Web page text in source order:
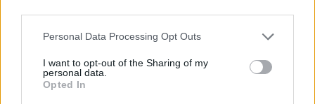
Personal Data Processing Opt Outs
I want to opt-out of the Sharing of my
personal data.
Opted In
Oil
05/08/2026 - 17:39 ΕΠΙΧΕΙΡΗΣΕΙΣ
Είσοδος της γαλλικής Meridiam στην ηλεκτρική
διασύνδεση Ελλάδας – Κύπρου